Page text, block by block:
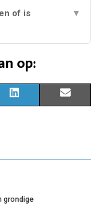
of is
▼
op:
R
O
K
D
R
I
grondige